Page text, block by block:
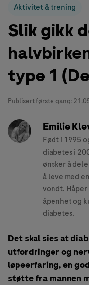
Aktivitet & trening
Slik gikk
type 1
Publisert første gang:
Emilie
Født i 1995
diabetes i
ønsker å
å leve med
vondt.
åpenhet og
diabetes.
Det skal sies at
utfordringer og
løpeerfaring, en
støtte fra mannen